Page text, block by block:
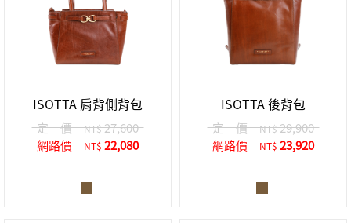
ISOTTA 肩背側背包
定 價 NT$27,600
網路價
NT$ 22,080
ISOTTA 後背包
定 價 NT$29,900
網路價
NT$ 23,920